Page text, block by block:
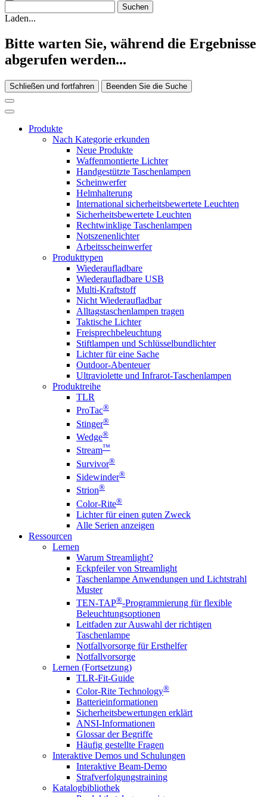
Laden...
Bitte warten Sie, während die Ergebnisse
abgerufen werden...
Schließen und fortfahren Beenden Sie die Suche
Produkte
Nach Kategorie erkunden
Neue Produkte
Waffenmontierte Lichter
Handgestützte Taschenlampen
Scheinwerfer
Helmhalterung
International sicherheitsbewertete Leuchten
Sicherheitsbewertete Leuchten
Rechtwinklige Taschenlampen
Notszenenlichter
Arbeitsscheinwerfer
Produkttypen
Wiederaufladbare
Wiederaufladbare USB
Multi-Kraftstoff
Nicht Wiederaufladbar
Alltagstaschenlampen tragen
Taktische Lichter
Freisprechbeleuchtung
Stiftlampen und Schlüsselbundlichter
Lichter für eine Sache
Outdoor-Abenteuer
Ultraviolette und Infrarot-Taschenlampen
Produktreihe
TLR
ProTac®
Stinger®
Wedge®
Stream™
Survivor®
Sidewinder®
Strion®
Color-Rite®
Lichter für einen guten Zweck
Alle Serien anzeigen
Ressourcen
Lernen
Warum Streamlight?
Eckpfeiler von Streamlight
Taschenlampe Anwendungen und Lichtstrahl
Muster
TEN-TAP®-Programmierung für flexible
Beleuchtungsoptionen
Leitfaden zur Auswahl der richtigen
Taschenlampe
Notfallvorsorge für Ersthelfer
Notfallvorsorge
Lernen (Fortsetzung)
TLR-Fit-Guide
Color-Rite Technology®
Batterieinformationen
Sicherheitsbewertungen erklärt
ANSI-Informationen
Glossar der Begriffe
Häufig gestellte Fragen
Interaktive Demos und Schulungen
Interaktive Beam-Demo
Strafverfolgungstraining
Katalogbibliothek